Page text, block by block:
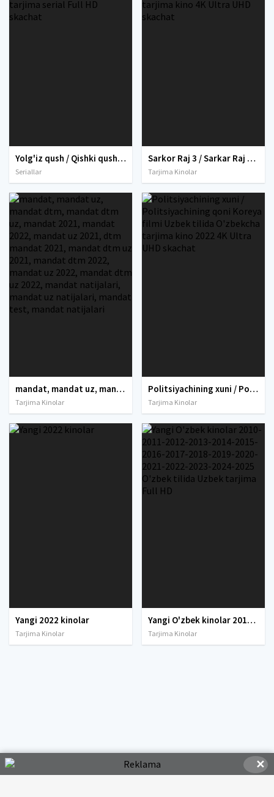
Yolg'iz qush / Qishki qush Koreya seriali Barcha qismlar Uzbek tilida O'zbekcha 2008 tarjima serial Full HD skachat
Seriallar
Sarkor Raj 3 / Sarkar Raj 3 / Саркар Радж 3 Hind kino Uzbek tilida O'zbekcha 2017 tarjima kino 4K Ultra UHD skachat
Tarjima Kinolar
mandat, mandat uz, mandat dtm, mandat dtm uz, mandat 2021, mandat 2022, mandat uz 2021, dtm mandat 2021, mandat dtm uz 2021, mandat dtm 2022, mandat uz 2022, mandat dtm uz 2022, mandat natijalari, mandat uz natijalari, mandat test, mandat natijalari
Tarjima Kinolar
Politsiyachining xuni / Politsiyachining qoni Koreya filmi Uzbek tilida O'zbekcha tarjima kino 2022 4K Ultra UHD skachat
Tarjima Kinolar
Yangi 2022 kinolar
Tarjima Kinolar
Yangi O'zbek kinolar 2010-2011-2012-2013-2014-2015-2016-2017-2018-2019-2020-2021-2022-2023-2024-2025 O'zbek tilida Uzbek tarjima Full HD
Tarjima Kinolar
✕